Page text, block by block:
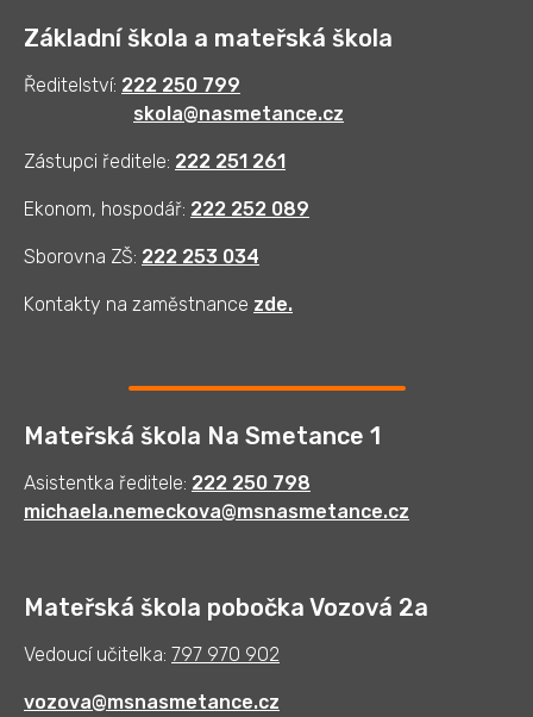
Základní škola a mateřská škola
Ředitelství: 222 250 799
skola@nasmetance.cz
Zástupci ředitele: 222 251 261
Ekonom, hospodář: 222 252 089
Sborovna ZŠ: 222 253 034
Kontakty na zaměstnance zde.
Mateřská škola Na Smetance 1
Asistentka ředitele: 222 250 798
michaela.nemeckova@msnasmetance.cz
Mateřská škola pobočka Vozová 2a
Vedoucí učitelka: 797 970 902
vozova@msnasmetance.cz